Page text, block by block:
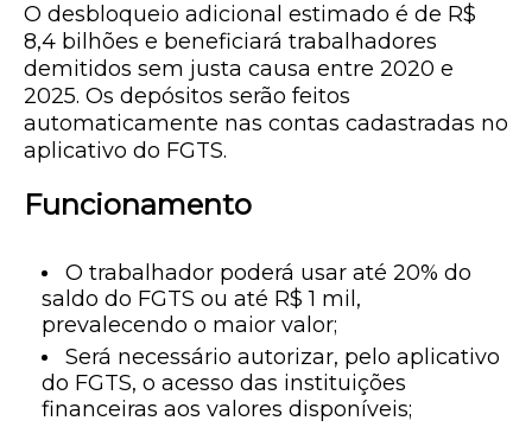
O desbloqueio adicional estimado é de R$
8,4 bilhões e beneficiará trabalhadores
demitidos sem justa causa entre 2020 e
2025. Os depósitos serão feitos
automaticamente nas contas cadastradas no
aplicativo do FGTS.
Funcionamento
O trabalhador poderá usar até 20% do
saldo do FGTS ou até R$ 1 mil,
prevalecendo o maior valor;
Será necessário autorizar, pelo aplicativo
do FGTS, o acesso das instituições
financeiras aos valores disponíveis;